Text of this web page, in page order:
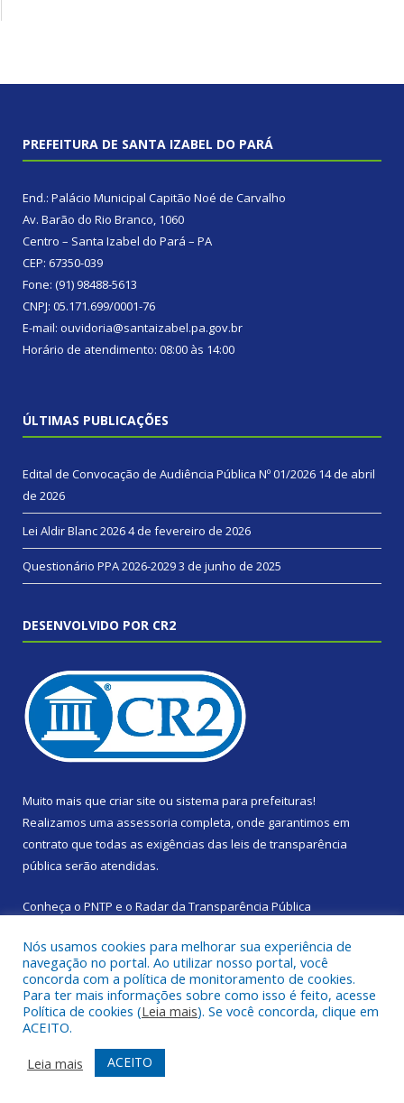
PREFEITURA DE SANTA IZABEL DO PARÁ
End.: Palácio Municipal Capitão Noé de Carvalho
Av. Barão do Rio Branco, 1060
Centro – Santa Izabel do Pará – PA
CEP: 67350-039
Fone: (91) 98488-5613
CNPJ: 05.171.699/0001-76
E-mail: ouvidoria@santaizabel.pa.gov.br
Horário de atendimento: 08:00 às 14:00
ÚLTIMAS PUBLICAÇÕES
Edital de Convocação de Audiência Pública Nº 01/2026 14 de abril
de 2026
Lei Aldir Blanc 20264 de fevereiro de 2026
Questionário PPA 2026-20293 de junho de 2025
DESENVOLVIDO POR CR2
Muito mais que criar site ou sistema para prefeituras!
Realizamos uma assessoria completa, onde garantimos em
contrato que todas as exigências das leis de transparência
pública serão atendidas.
Conheça o PNTP e o Radar da Transparência Pública
Todos os direitos reservados a Prefeitura Municipal de Santa
Izabel do Pará.
Mapa do Site
Acessar Área Administrativa
Acessar Webmail
Nós usamos cookies para melhorar sua experiência de
navegação no portal. Ao utilizar nosso portal, você
concorda com a política de monitoramento de cookies.
Para ter mais informações sobre como isso é feito, acesse
Política de cookies (Leia mais). Se você concorda, clique em
ACEITO.
Leia mais
ACEITO